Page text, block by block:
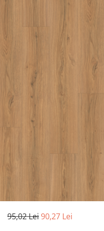
95,02 Lei90,27 Lei